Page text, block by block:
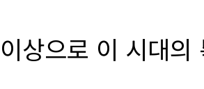
이상으로 이 시대